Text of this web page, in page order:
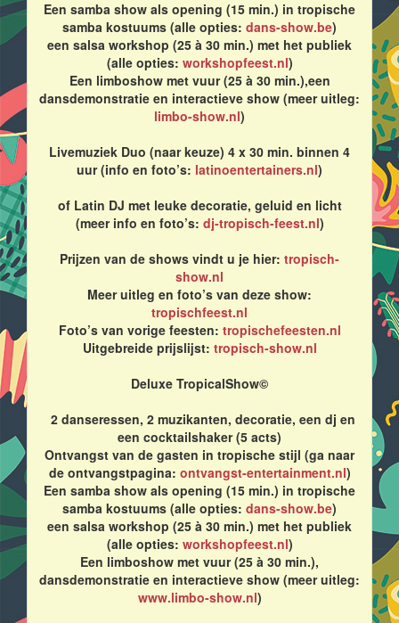
Een samba show als opening (15 min.) in tropische
samba kostuums (alle opties: dans-show.be)
een salsa workshop (25 à 30 min.) met het publiek
(alle opties: workshopfeest.nl)
Een limboshow met vuur (25 à 30 min.),een
dansdemonstratie en interactieve show (meer uitleg:
limbo-show.nl)
Livemuziek Duo (naar keuze) 4 x 30 min. binnen 4
uur (info en foto’s: latinoentertainers.nl)
of Latin DJ met leuke decoratie, geluid en licht
(meer info en foto’s: dj-tropisch-feest.nl)
Prijzen van de shows vindt u je hier: tropisch-
show.nl
Meer uitleg en foto’s van deze show:
tropischfeest.nl
Foto’s van vorige feesten: tropischefeesten.nl
Uitgebreide prijslijst: tropisch-show.nl
Deluxe TropicalShow©
2 danseressen, 2 muzikanten, decoratie, een dj en
een cocktailshaker (5 acts)
Ontvangst van de gasten in tropische stijl (ga naar
de ontvangstpagina: ontvangst-entertainment.nl)
Een samba show als opening (15 min.) in tropische
samba kostuums (alle opties: dans-show.be)
een salsa workshop (25 à 30 min.) met het publiek
(alle opties: workshopfeest.nl)
Een limboshow met vuur (25 à 30 min.),
dansdemonstratie en interactieve show (meer uitleg:
www.limbo-show.nl)